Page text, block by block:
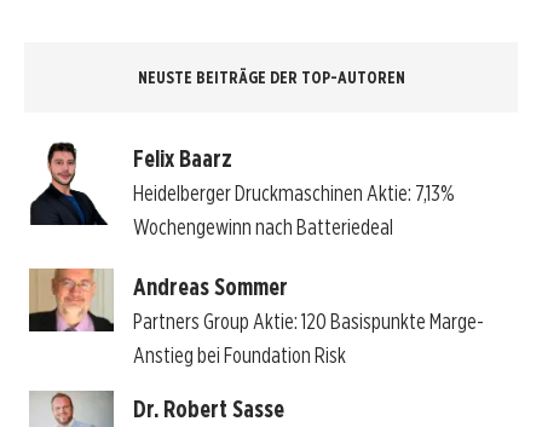
NEUSTE BEITRÄGE DER TOP-AUTOREN
Felix Baarz
Heidelberger Druckmaschinen Aktie: 7,13%
Wochengewinn nach Batteriedeal
Andreas Sommer
Partners Group Aktie: 120 Basispunkte Marge-
Anstieg bei Foundation Risk
Dr. Robert Sasse